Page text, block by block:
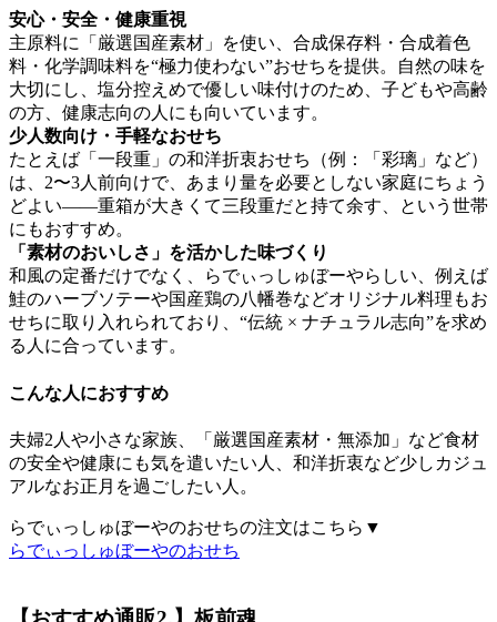
安心・安全・健康重視
主原料に「厳選国産素材」を使い、合成保存料・合成着色
料・化学調味料を“極力使わない”おせち を提供。自然の味を
大切にし、塩分控えめで優しい味付けのため、子どもや高齢
の方、健康志向の人にも向いています。
少人数向け・手軽なおせち
たとえば「一段重」の和洋折衷おせち（例：「彩璃」など）
は、2〜3人前向けで、あまり量を必要としない家庭にちょう
どよい――重箱が大きくて三段重だと持て余す、という世帯
にもおすすめ。
「素材のおいしさ」を活かした味づくり
和風の定番だけでなく、らでぃっしゅぼーやらしい、例えば
鮭のハーブソテーや国産鶏の八幡巻などオリジナル料理もお
せちに取り入れられており、 “伝統 × ナチュラル志向”を求め
る人に合っています。
こんな人におすすめ
夫婦2人や小さな家族、「厳選国産素材・無添加」など食材
の安全や健康にも気を遣いたい人、和洋折衷など少しカジュ
アルなお正月を過ごしたい人。
らでぃっしゅぼーやのおせちの注文はこちら▼
らでぃっしゅぼーやのおせち